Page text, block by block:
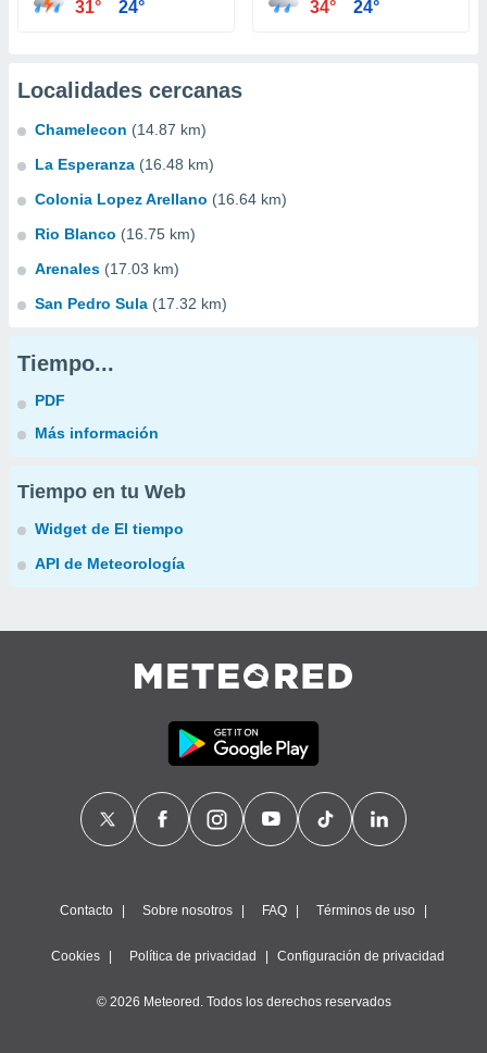
31° 24° 34° 24°
Localidades cercanas
Chamelecon (14.87 km)
La Esperanza (16.48 km)
Colonia Lopez Arellano (16.64 km)
Rio Blanco (16.75 km)
Arenales (17.03 km)
San Pedro Sula (17.32 km)
Tiempo...
PDF
Más información
Tiempo en tu Web
Widget de El tiempo
API de Meteorología
Contacto Sobre nosotros FAQ Términos de uso
Cookies Política de privacidad Configuración de privacidad
© 2026 Meteored. Todos los derechos reservados